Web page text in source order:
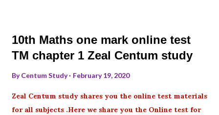
10th Maths one mark online test
TM chapter 1 Zeal Centum study
ByCentum Study February 19, 2020
Zeal Centum study shares you the online test materials
for all subjects .Here we share you the Online test for